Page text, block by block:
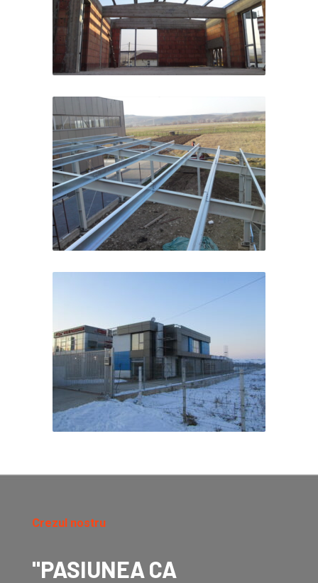
Crezul nostru
"PASIUNEA CA